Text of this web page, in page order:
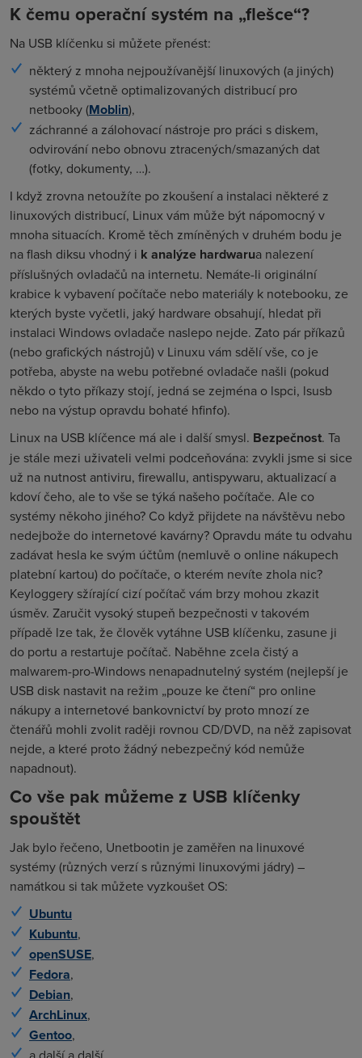
K čemu operační systém na „flešce“?
Na USB klíčenku si můžete přenést:
některý z mnoha nejpoužívanější linuxových (a jiných)
systémů včetně optimalizovaných distribucí pro
netbooky (Moblin),
záchranné a zálohovací nástroje pro práci s diskem,
odvirování nebo obnovu ztracených/smazaných dat
(fotky, dokumenty, …).
I když zrovna netoužíte po zkoušení a instalaci některé z
linuxových distribucí, Linux vám může být nápomocný v
mnoha situacích. Kromě těch zmíněných v druhém bodu je
na flash diksu vhodný i k analýze hardwarua nalezení
příslušných ovladačů na internetu. Nemáte-li originální
krabice k vybavení počítače nebo materiály k notebooku, ze
kterých byste vyčetli, jaký hardware obsahují, hledat při
instalaci Windows ovladače naslepo nejde. Zato pár příkazů
(nebo grafických nástrojů) v Linuxu vám sdělí vše, co je
potřeba, abyste na webu potřebné ovladače našli (pokud
někdo o tyto příkazy stojí, jedná se zejména o lspci, lsusb
nebo na výstup opravdu bohaté hfinfo).
Linux na USB klíčence má ale i další smysl. Bezpečnost. Ta
je stále mezi uživateli velmi podceňována: zvykli jsme si sice
už na nutnost antiviru, firewallu, antispywaru, aktualizací a
kdoví čeho, ale to vše se týká našeho počítače. Ale co
systémy někoho jiného? Co když přijdete na návštěvu nebo
nedejbože do internetové kavárny? Opravdu máte tu odvahu
zadávat hesla ke svým účtům (nemluvě o online nákupech
platební kartou) do počítače, o kterém nevíte zhola nic?
Keyloggery sžírající cizí počítač vám brzy mohou zkazit
úsměv. Zaručit vysoký stupeň bezpečnosti v takovém
případě lze tak, že člověk vytáhne USB klíčenku, zasune ji
do portu a restartuje počítač. Naběhne zcela čistý a
malwarem-pro-Windows nenapadnutelný systém (nejlepší je
USB disk nastavit na režim „pouze ke čtení“ pro online
nákupy a internetové bankovnictví by proto mnozí ze
čtenářů mohli zvolit raději rovnou CD/DVD, na něž zapisovat
nejde, a které proto žádný nebezpečný kód nemůže
napadnout).
Co vše pak můžeme z USB klíčenky
spouštět
Jak bylo řečeno, Unetbootin je zaměřen na linuxové
systémy (různých verzí s různými linuxovými jádry) –
namátkou si tak můžete vyzkoušet OS:
Ubuntu
Kubuntu,
openSUSE,
Fedora,
Debian,
ArchLinux,
Gentoo,